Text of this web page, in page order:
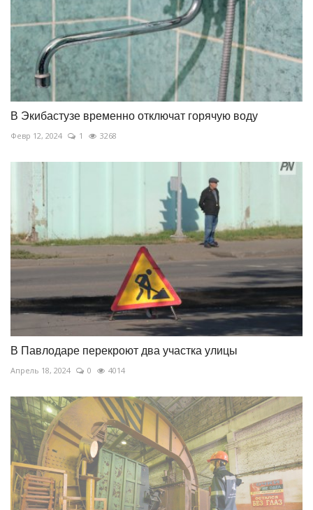
В Экибастузе временно отключат горячую воду
Февр 12, 2024 1 3268
В Павлодаре перекроют два участка улицы
Апрель 18, 2024 0 4014